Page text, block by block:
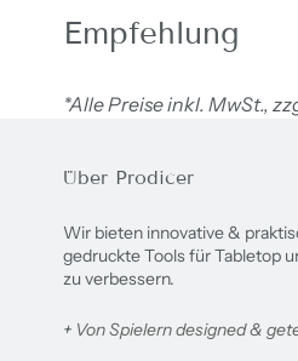
Empfehlung
*Alle Preise inkl. MwSt.,
Über Prodicer
Wir bieten innovative &
gedruckte Tools für Tabletop
zu verbessern.
+ Von Spielern designed &